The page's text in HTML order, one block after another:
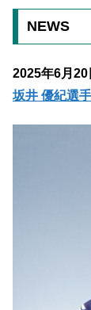
NEWS
2025年6月20
坂井 優紀選